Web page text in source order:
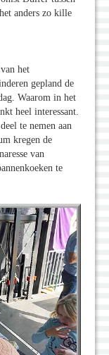
anders zo kille
het
gepland de
Waarom in het
heel interessant.
te nemen aan
kregen de
van
te